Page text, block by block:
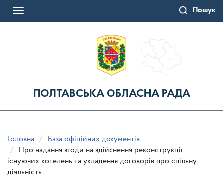
Пошук
Toggle
ПОЛТАВСЬКА ОБЛАСНА РАДА
Головна
База офіційних документів
Про надання згоди на здійснення реконструкції
існуючих котелень та укладення договорів про спільну
діяльність